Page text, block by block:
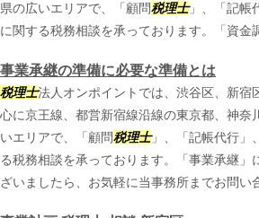
県の広いエリアで、「顧問税理士」、「記帳
に関する税務相談を承っております。「資金
事業承継の準備に必要な準備とは
税理士法人オンポイントでは、渋谷区、新宿
心に京王線、都営新宿線沿線の東京都、神奈
いエリアで、「顧問税理士」、「記帳代行」
る税務相談を承っております。「事業承継」
ざいましたら、お気軽に当事務所までお問い